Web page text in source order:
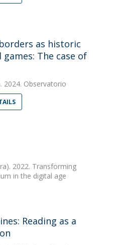
as historic
The case of
2024. Observatorio
2022. Transforming
in the digital age
Reading as a